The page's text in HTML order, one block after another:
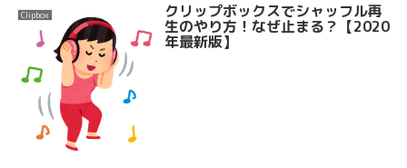
Clipbox クリップボックスでシャッフル再
生のやり方！なぜ止まる？【2020
年最新版】